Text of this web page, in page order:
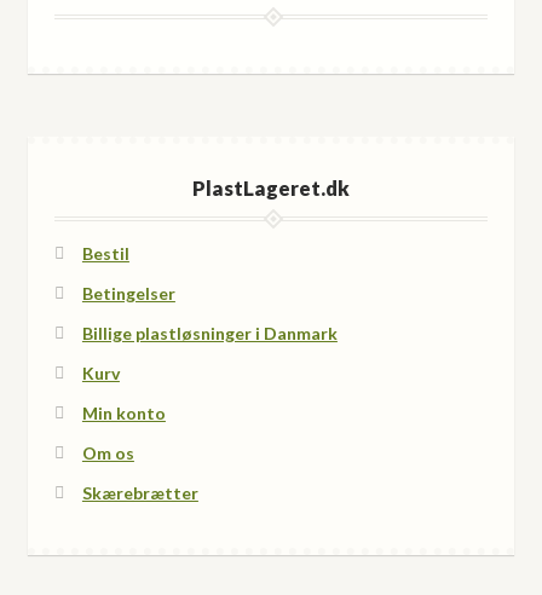
PlastLageret.dk
Bestil
Betingelser
Billige plastløsninger i Danmark
Kurv
Min konto
Om os
Skærebrætter